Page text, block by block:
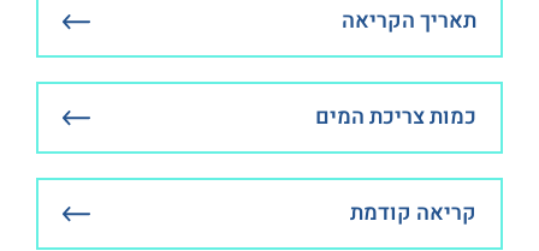
תאריך הקריאה
כמות צריכת המים
קריאה קודמת